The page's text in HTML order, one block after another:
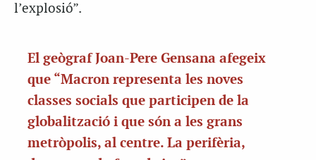
l’explosió”.
El geògraf Joan-Pere Gensana afegeix
que “Macron representa les noves
classes socials que participen de la
globalització i que són a les grans
metròpolis, al centre. La perifèria,